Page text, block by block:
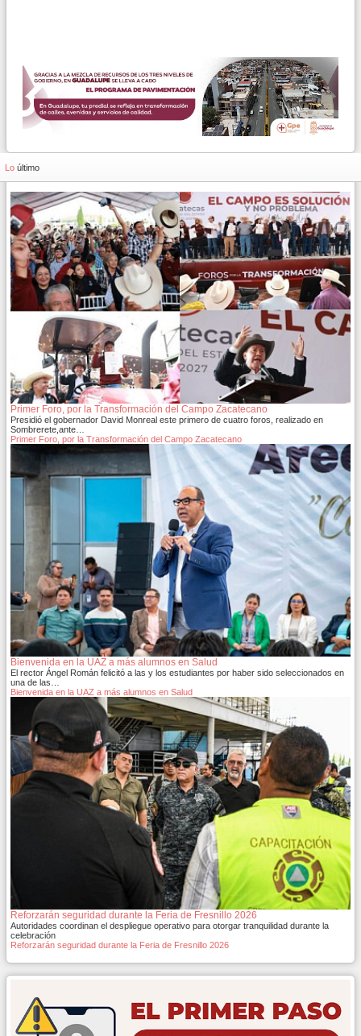
Lo último
Primer Foro, por la Transformación del Campo Zacatecano
Presidió el gobernador David Monreal este primero de cuatro foros, realizado en
Sombrerete,ante…
Primer Foro, por la Transformación del Campo Zacatecano
Bienvenida en la UAZ a más alumnos en Salud
El rector Ángel Román felicitó a las y los estudiantes por haber sido seleccionados en
una de las…
Bienvenida en la UAZ a más alumnos en Salud
Reforzarán seguridad durante la Feria de Fresnillo 2026
Autoridades coordinan el despliegue operativo para otorgar tranquilidad durante la
celebración
Reforzarán seguridad durante la Feria de Fresnillo 2026